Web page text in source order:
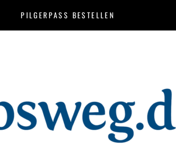
PILGERPASS BESTELLEN